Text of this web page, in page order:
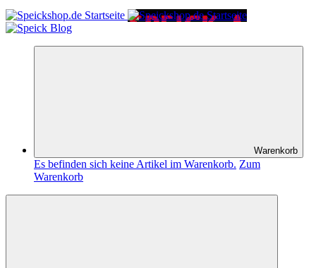
Warenkorb
Es befinden sich keine Artikel im Warenkorb. Zum
Warenkorb